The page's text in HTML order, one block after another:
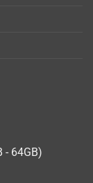
- 64GB)